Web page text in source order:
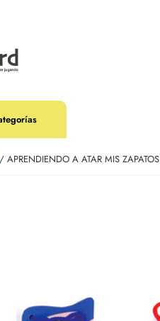
/ APRENDIENDO A ATAR MIS ZAPATOS